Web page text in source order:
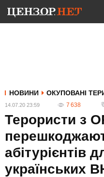
НОВИНИ ОКУПОВАНІ
14.07.20 23:59 7 638
Терористи з
абітурієнтів
українських